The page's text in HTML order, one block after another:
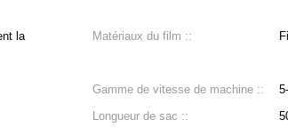
la
Matériaux du film ::
Gamme de vitesse de machine ::
Longueur de sac ::